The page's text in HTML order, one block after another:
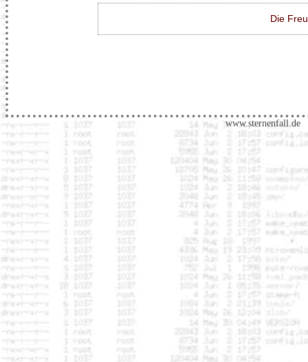
Die
www.sternenfall.de